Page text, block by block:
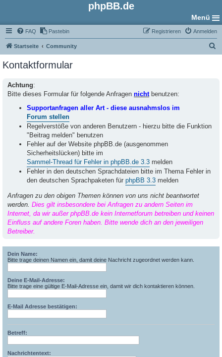
phpBB.de
Menü
FAQ Pastebin Anmelden
Registrieren
Startseite Community
Kontaktformular
Achtung:
Bitte dieses Formular für folgende Anfragen nichtbenutzen:
Supportanfragen aller Art - diese ausnahmslos im
Forum stellen
Regelverstöße von anderen Benutzern - hierzu bitte die Funktion
"Beitrag melden" benutzen
Fehler auf der Website phpBB.de (ausgenommen
Sicherheitslücken) bitte im
Sammel-Thread für Fehler in phpBB.de 3.3 melden
Fehler in den deutschen Sprachdateien bitte im Thema Fehler in
den deutschen Sprachpaketen für phpBB 3.3 melden
Anfragen zu den obigen Themen können von uns nicht beantwortet
werden. Dies gilt insbesondere bei Anfragen zu andern Seiten im
Internet, da wir außer phpBB.de kein Internetforum betreiben und keinen
Einfluss auf andere Foren haben. Bitte wende dich an den jeweiligen
Betreiber.
Dein Name:
Bitte trage deinen Namen ein, damit deine Nachricht zugeordnet werden kann.
Deine E-Mail-Adresse:
Bitte trage eine gültige E-Mail-Adresse ein, damit wir dich kontaktieren können.
E-Mail Adresse bestätigen:
Betreff:
Nachrichtentext: